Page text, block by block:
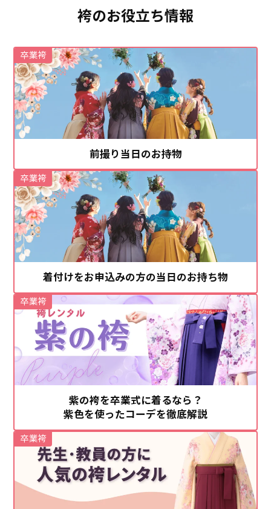
袴のお役立ち情報
前撮り当日のお持物
卒業袴
着付けをお申込みの方の当日のお持ち物
卒業袴
紫の袴を卒業式に着るなら？
紫色を使ったコーデを徹底解説
卒業袴
卒業袴